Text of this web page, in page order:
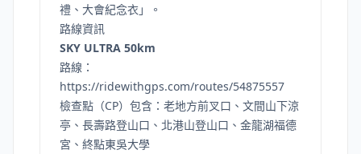
禮、大會紀念衣」。
路線資訊
SKY ULTRA 50km
路線：
https://ridewithgps.com/routes/54875557
檢查點（CP）包含：老地方前叉口、文間山下涼
亭、長壽路登山口、北港山登山口、金龍湖福德
宮、終點東吳大學